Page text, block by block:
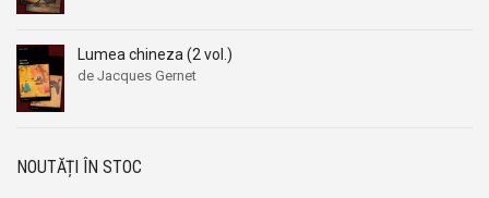
fost:
64,00 lei.
39,00 lei.
Lumea chineza (2 vol.)
de Jacques Gernet
NOUTĂȚI ÎN STOC